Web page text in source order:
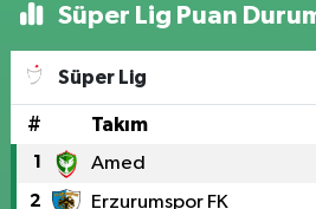
Süper Lig Puan
Süper Lig
# Takım
1 Amed
2 Erzurumspor FK